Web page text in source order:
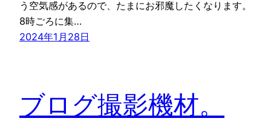
う空気感があるので、たまにお邪魔したくなります。
8時ごろに集…
2024年1月28日
ブログ撮影機材。